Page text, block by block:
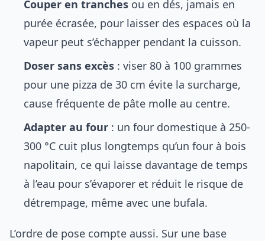
Couper en tranches ou en dés, jamais en
purée écrasée, pour laisser des espaces où la
vapeur peut s’échapper pendant la cuisson.
Doser sans excès : viser 80 à 100 grammes
pour une pizza de 30 cm évite la surcharge,
cause fréquente de pâte molle au centre.
Adapter au four : un four domestique à 250-
300 °C cuit plus longtemps qu’un four à bois
napolitain, ce qui laisse davantage de temps
à l’eau pour s’évaporer et réduit le risque de
détrempage, même avec une bufala.
L’ordre de pose compte aussi. Sur une base